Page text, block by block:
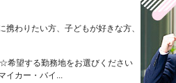
携わりたい方、子どもが好きな方、
希望する勤務地をお選びください
イカー・バイ...